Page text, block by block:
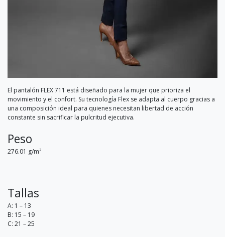
El pantalón FLEX 711 está diseñado para la mujer que prioriza el
movimiento y el confort. Su tecnología Flex se adapta al cuerpo gracias a
una composición ideal para quienes necesitan libertad de acción
constante sin sacrificar la pulcritud ejecutiva.
Peso
276.01 g/m²
Tallas
A: 1 – 13
B: 15 – 19
C: 21 – 25